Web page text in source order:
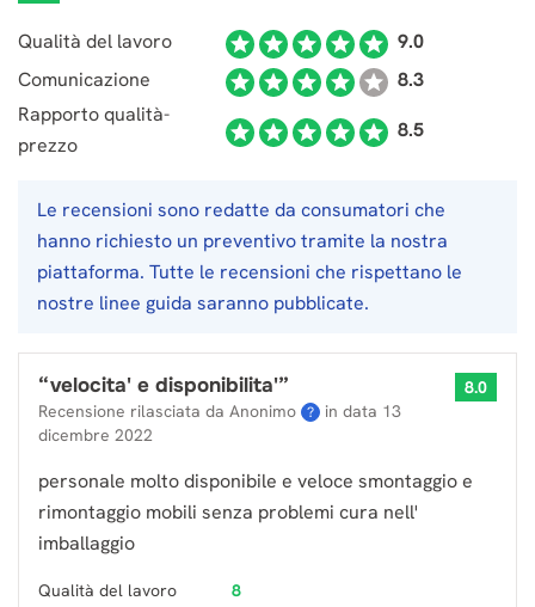
Qualità del lavoro
9.0
Comunicazione
8.3
Rapporto qualità-
prezzo
8.5
Le recensioni sono redatte da consumatori che
hanno richiesto un preventivo tramite la nostra
piattaforma. Tutte le recensioni che rispettano le
nostre linee guida saranno pubblicate.
“velocita' e disponibilita'”
Recensione rilasciata da Anonimo ? in data 13
dicembre 2022
8.0
personale molto disponibile e veloce smontaggio e
rimontaggio mobili senza problemi cura nell'
imballaggio
Qualità del lavoro
8